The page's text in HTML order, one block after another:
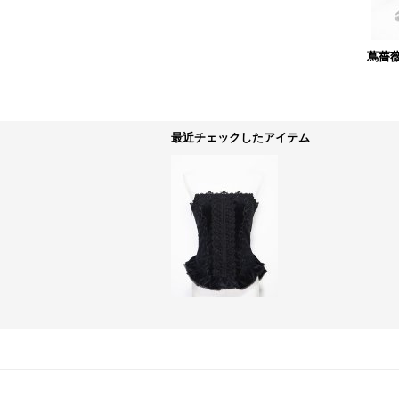
蔦薔
最近チェックしたアイテム